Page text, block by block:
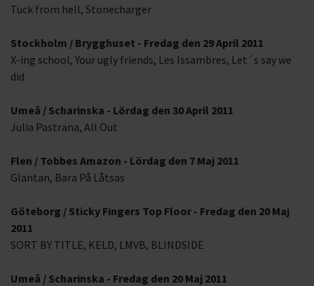
Tuck from hell, Stonecharger
Stockholm / Brygghuset - Fredag den 29 April 2011
X-ing school, Your ugly friends, Les Issambres, Let´s say we
did
Umeå / Scharinska - Lördag den 30 April 2011
Julia Pastrana, All Out
Flen / Tobbes Amazon - Lördag den 7 Maj 2011
Gläntan, Bara På Låtsas
Göteborg / Sticky Fingers Top Floor - Fredag den 20 Maj
2011
SORT BY TITLE, KELD, LMVB, BLINDSIDE
Umeå / Scharinska - Fredag den 20 Maj 2011